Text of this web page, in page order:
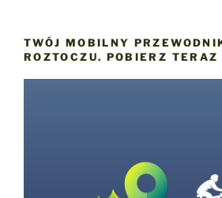
TWÓJ MOBILNY
ROZTOCZU. POBIERZ TERAZ